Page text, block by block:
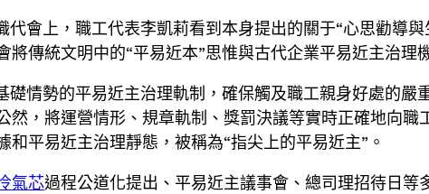
會上，職工代表李凱莉看到本身提出的關于“心思勸導與
傳統文明中的“平易近本”思惟與古代企業平易近主治理
情勢的平易近主治理軌制，確保觸及職工親身好處的嚴
，將運營情形、規章軌制、獎罰決議等實時正確地向職
平易近主治理靜態，被稱為“指尖上的平易近主”。
氣芯過程公道化提出、平易近主議事會、總司理招待日等